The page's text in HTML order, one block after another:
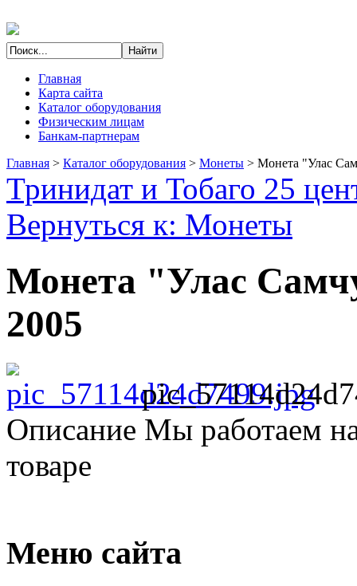
Главная
Карта сайта
Каталог оборудования
Физическим лицам
Банкам-партнерам
Главная > Каталог оборудования > Монеты > Монета "Улас
Тринидат и Тобаго 25
Вернуться к: Монеты
Монета "Улас
2005
Описание Мы работаем
товаре
Меню сайта